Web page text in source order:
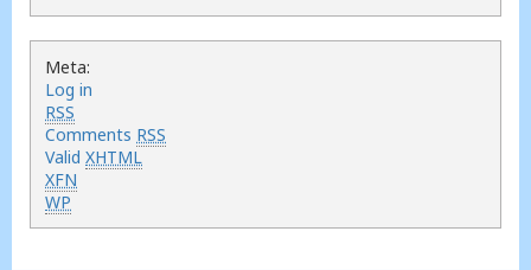
Meta:
Log in
RSS
Comments RSS
Valid XHTML
XFN
WP